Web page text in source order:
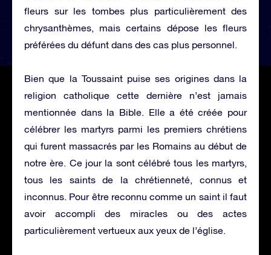
fleurs sur les tombes plus particulièrement des
chrysanthèmes, mais certains dépose les fleurs
préférées du défunt dans des cas plus personnel.
Bien que la Toussaint puise ses origines dans la
religion catholique cette dernière n’est jamais
mentionnée dans la Bible. Elle a été créée pour
célébrer les martyrs parmi les premiers chrétiens
qui furent massacrés par les Romains au début de
notre ère. Ce jour la sont célébré tous les martyrs,
tous les saints de la chrétienneté, connus et
inconnus. Pour être reconnu comme un saint il faut
avoir accompli des miracles ou des actes
particulièrement vertueux aux yeux de l’église.